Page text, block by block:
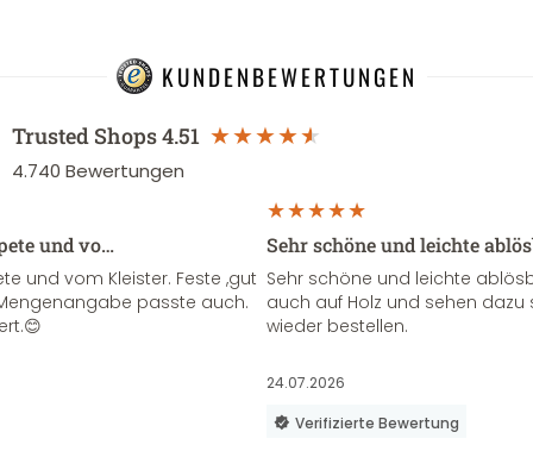
KUNDENBEWERTUNGEN
Trusted Shops4.51
4.740 Bewertungen
und vo…
und vom Kleister. Feste ,gut
passte auch.
Sehr schöne und leichte
Sehr schöne und leichte
auch auf Holz und sehen
wieder bestellen.
24.07.2026
Verifizierte Bewertung